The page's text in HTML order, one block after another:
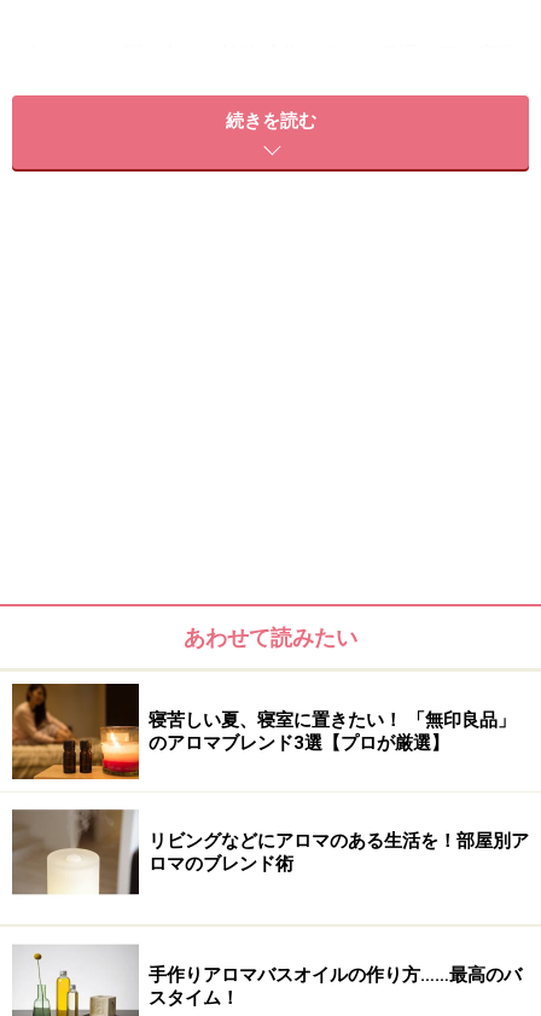
Step2 ハンドクリームの効果を倍増！トリートメントの方法
Step3 保湿＆肌を守る栄養たっぷりアロマオイル
Step1 アロマでしっかり温まる
血行が悪いと、せっかくのクリームなんかも効果半減。
まずはからだの末端まで血をめぐらせましょう。
続きを読む
あわせて読みたい
寝苦しい夏、寝室に置きたい！ 「無印良品」
のアロマブレンド3選【プロが厳選】
リビングなどにアロマのある生活を！部屋別ア
ロマのブレンド術
手作りアロマバスオイルの作り方……最高のバ
スタイム！